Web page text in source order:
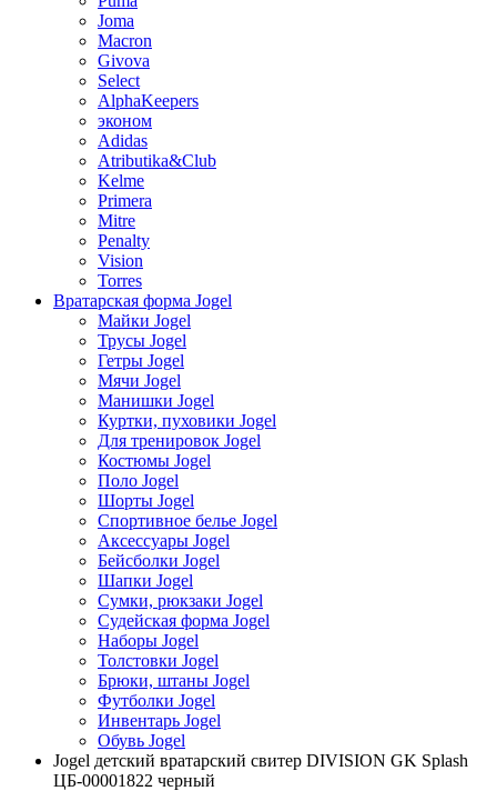
Joma
Macron
Givova
Select
AlphaKeepers
эконом
Adidas
Atributika&Club
Kelme
Primera
Mitre
Penalty
Vision
Torres
Вратарская форма Jogel
Майки Jogel
Трусы Jogel
Гетры Jogel
Мячи Jogel
Манишки Jogel
Куртки, пуховики Jogel
Для тренировок Jogel
Костюмы Jogel
Поло Jogel
Шорты Jogel
Спортивное белье Jogel
Аксессуары Jogel
Бейсболки Jogel
Шапки Jogel
Сумки, рюкзаки Jogel
Судейская форма Jogel
Наборы Jogel
Толстовки Jogel
Брюки, штаны Jogel
Футболки Jogel
Инвентарь Jogel
Обувь Jogel
Jogel детский вратарский свитер DIVISION GK Splash
ЦБ-00001822 черный